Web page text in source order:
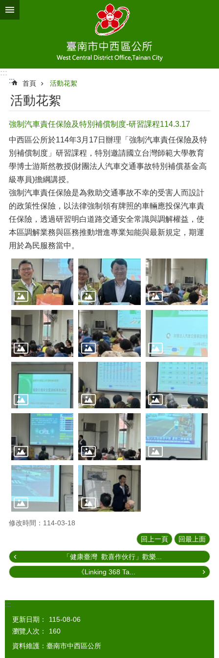
跳到主要內容區塊
:::
:::
首頁 活動花絮
活動花絮
強制汽車責任保險及特別補償制度-研習課程114.3.17
中西區公所於114年3月17日辦理「強制汽車責任保險及特
別補償制度」研習課程，特別邀請國立台灣師範大學教育
學博士游斯然教授(財團法人汽車交通事故特別補償基金高
級專員)擔綱講授。
強制汽車責任保險是為救助交通事故不幸的受害人而設計
的政策性保險，以法律強制領有牌照的車輛應投保汽車責
任保險，透過研習明白道路交通安全常識與調解權益，使
本區調解業務與區務推動增進專業知能與最新規定，期運
用於為民服務當中。
修改時間：114-03-18
回上一頁 回最上面
「健康臺灣 歡喜作伙行」歡樂...
《Linking 368 Ta...
:::
更新日期：
115-08-06
瀏覽人次：
160
資料維護：臺南市中西區公所